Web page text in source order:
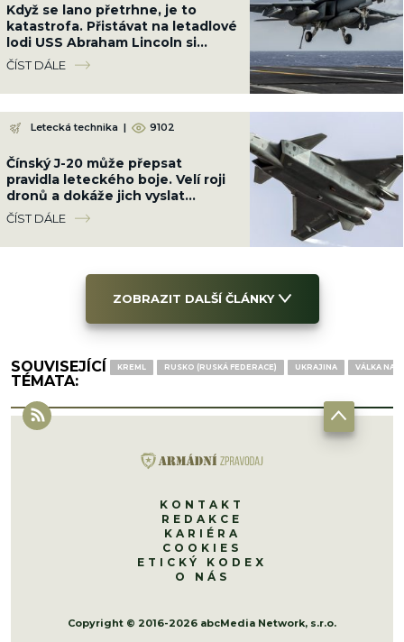
Když se lano přetrhne, je to
katastrofa. Přistávat na letadlové
lodi USS Abraham Lincoln si
troufnou jenom ti nejlepší piloti
ČÍST DÁLE
Letecká technika | 9102
Čínský J-20 může přepsat
pravidla leteckého boje. Velí roji
dronů a dokáže jich vyslat
desítky najednou
ČÍST DÁLE
ZOBRAZIT DALŠÍ ČLÁNKY
SOUVISEJÍCÍ
TÉMATA:
KREML RUSKO (RUSKÁ FEDERACE) UKRAJINA VÁLKA NA
KONTAKT
REDAKCE
KARIÉRA
COOKIES
ETICKÝ KODEX
O NÁS
Copyright © 2016-2026 abcMedia Network, s.r.o.